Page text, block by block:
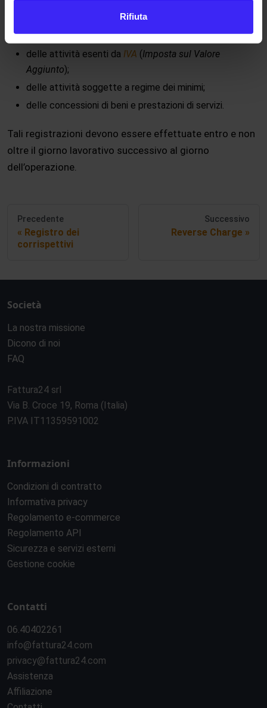
Rifiuta
delle attività imponibili;
delle attività non imponibili;
delle attività esenti da IVA (Imposta sul Valore
Aggiunto);
delle attività soggette a regime dei minimi;
delle concessioni di beni e prestazioni di servizi.
Tali registrazioni devono essere effettuate entro e non
oltre il giorno lavorativo successivo al giorno
dell’operazione.
Precedente
Registro dei
corrispettivi
Successivo
Reverse Charge
Società
La nostra missione
Dicono di noi
FAQ
Fattura24 srl
Via B. Croce 19, Roma (Italia)
P.IVA IT11359591002
Informazioni
Condizioni di contratto
Informativa privacy
Regolamento e-commerce
Regolamento API
Sicurezza e servizi esterni
Gestione cookie
Contatti
06.40402261
info@fattura24.com
privacy@fattura24.com
Assistenza
Affiliazione